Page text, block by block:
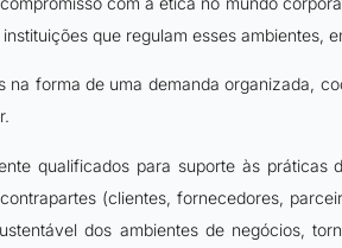
que regulam esses ambientes,
na forma de uma demanda organizada,
qualificados para suporte às
(clientes, fornecedores,
dos ambientes de negócios,